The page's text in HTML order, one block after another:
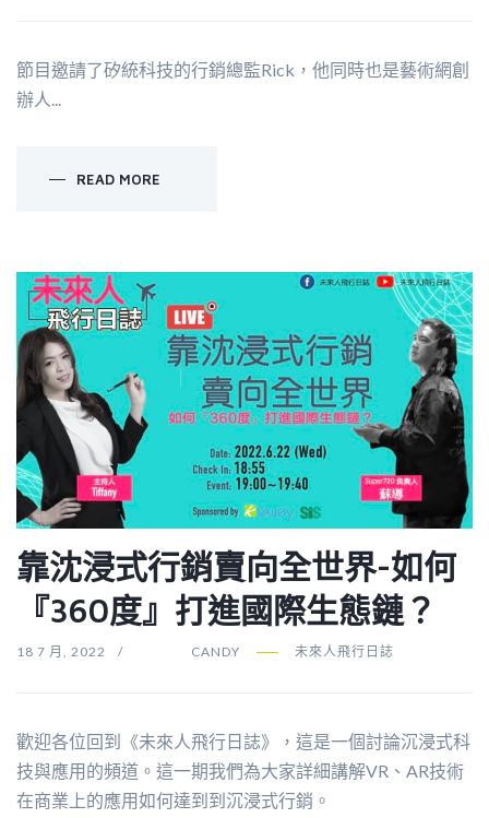
節目邀請了矽統科技的行銷總監Rick，他同時也是藝術網創
辦人...
READ MORE
靠沈浸式行銷賣向全世界-如何
『360度』打進國際生態鏈？
18 7 月, 2022 CANDY 未來人飛行日誌
歡迎各位回到《未來人飛行日誌》，這是一個討論沉浸式科
技與應用的頻道。這一期我們為大家詳細講解VR、AR技術
在商業上的應用如何達到到沉浸式行銷。